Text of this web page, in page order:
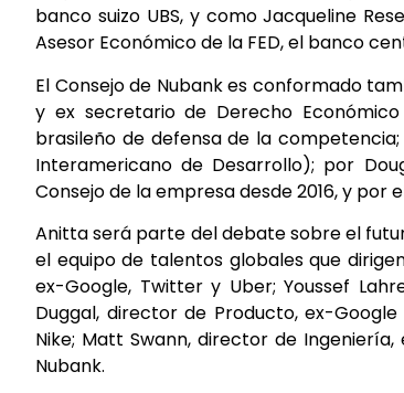
banco suizo UBS, y como Jacqueline
Asesor Económico de la FED, el banco
El Consejo de Nubank es conformado
y ex secretario de Derecho
brasileño de defensa de la
Interamericano de Desarrollo); por
Consejo de la empresa desde 2016, y por
Anitta será parte del debate sobre el
el equipo de talentos globales que
ex-Google, Twitter y Uber; Youssef
Duggal, director de Producto, ex-
Nike; Matt Swann, director de
Nubank.